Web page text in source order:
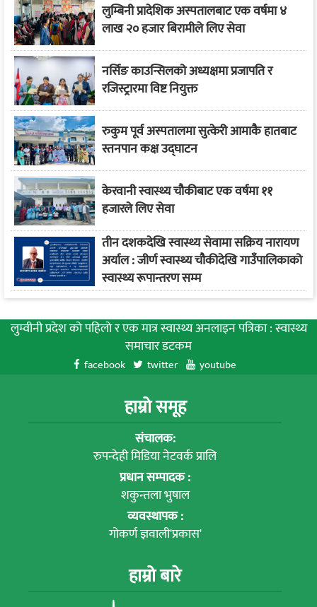
लुम्बिनी प्रादेशिक अस्पतालबाट एक वर्षमा ४
लाख २० हजार बिरामीले लिए सेवा
नर्सिङ काउन्सिलको अध्यक्षमा प्रजापति र
रजिस्ट्रारमा विष्ट नियुक्त
रुकुम पूर्व अस्पतालमा सुत्केरी आमाकै हातबाट
स्तनपान कक्ष उद्घाटन
केरवानी स्वास्थ्य चौकीबाट एक वर्षमा ११
हजारले लिए सेवा
तीन दशकदेखि स्वास्थ्य सेवामा सक्रिय नारायण
अर्याल : जीर्ण स्वास्थ्य चौकीदेखि गाउँपालिकाको
स्वास्थ्य रूपान्तरण सम्म
लुम्वीनी प्रदेश को पहिलाे र एक मात्र स्वास्थ्य अनलाइन पत्रिका : स्वास्थ्य
समाचार डटकम
facebook twitter youtube
हाम्रो समूह
संचालक:
रुपन्देही मिडिया नेटवर्क प्रालि
प्रधान सम्पादक :
शकुन्तला भुषाल
व्यवस्थापक :
गोकर्ण ज्ञवाली'प्रकास'
हाम्रो बारे